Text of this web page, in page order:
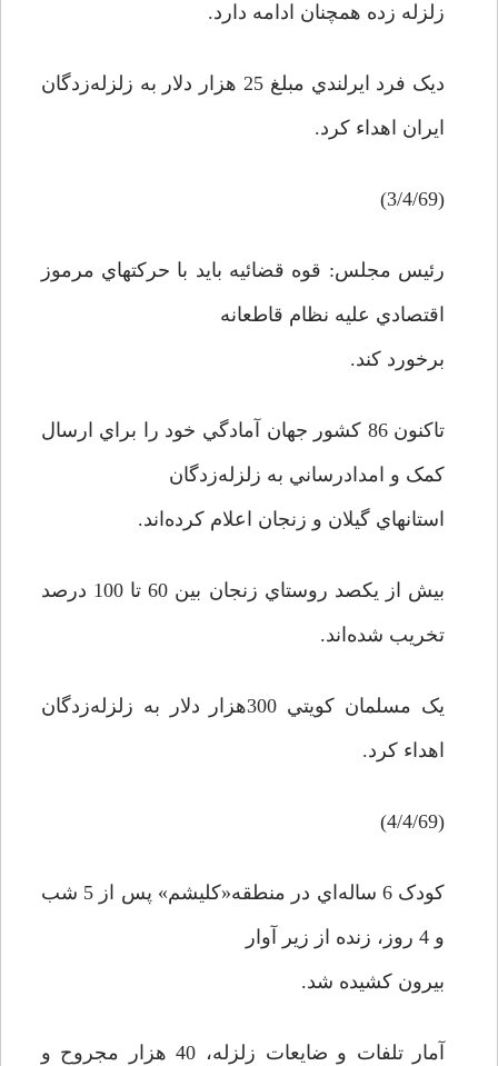
زلزله زده همچنان ادامه دارد.
ديک فرد ايرلندي مبلغ 25 هزار دلار به زلزله‌زدگان
ايران اهداء کرد.
(3/4/69)
رئيس مجلس: قوه قضائيه بايد با حرکتهاي مرموز
اقتصادي عليه نظام قاطعانه
برخورد کند.
تاکنون 86 کشور جهان آمادگي خود را براي ارسال
کمک و امدادرساني به زلزله‌زدگان
استانهاي گيلان و زنجان اعلام کرده‌اند.
بيش از يکصد روستاي زنجان بين 60 تا 100 درصد
تخريب شده‌اند.
يک مسلمان کويتي 300هزار دلار به زلزله‌زدگان
اهداء کرد.
(4/4/69)
کودک 6 ساله‌اي در منطقه«کليشم» پس از 5 شب
و 4 روز، زنده از زير آوار
بيرون کشيده شد.
آمار تلفات و ضايعات زلزله، 40 هزار مجروح و